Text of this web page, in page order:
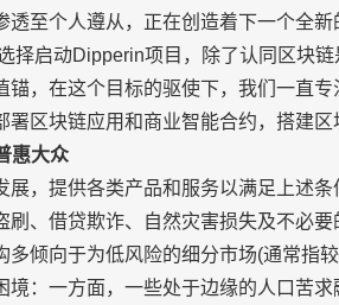
透至个人遵从，正在创造着下一个全新
择启动Dipperin项目，除了认同区块
锚，在这个目标的驱使下，我们一直
署区块链应用和商业智能合约，搭建区
惠大众
展，提供各类产品和服务以满足上述
刷、借贷欺诈、自然灾害损失及不必
多倾向于为低风险的细分市场(通常指
境：一方面，一些处于边缘的人口苦